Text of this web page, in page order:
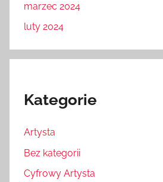
marzec 2024
luty 2024
Kategorie
Artysta
Bez kategorii
Cyfrowy Artysta